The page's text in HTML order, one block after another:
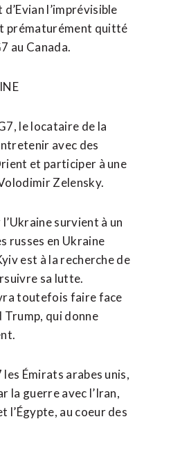
l’imprévisible
prématurément quitté
au Canada.
le locataire de la
avec des
et participer à une
Zelensky.
survient à un
russes en Ukraine
est à la recherche de
sa lutte.
toutefois faire face
Trump, qui donne
les Émirats arabes unis,
la guerre avec l’Iran,
l’Égypte, au coeur des